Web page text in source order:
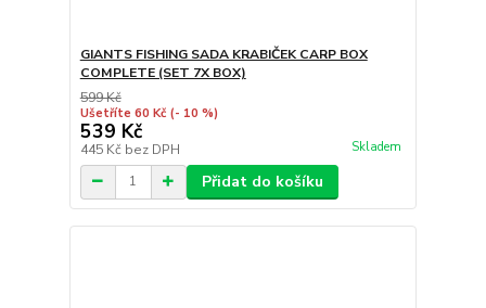
GIANTS FISHING SADA KRABIČEK CARP BOX
COMPLETE (SET 7X BOX)
599 Kč
Ušetříte 60 Kč (- 10 %)
539 Kč
445 Kč bez DPH Skladem
Přidat do košíku